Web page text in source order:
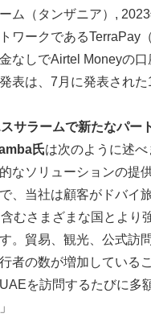
ム（タンザニア）,
ワークであるTerraPay
なしでAirtel Moneyの
表は、7月に発表され
サラームで新たなパー
氏は次のように述
なソリューションの提
、当社は顧客がドバイ
むさまざまな国とより
。貿易、観光、公式訪
者の数が増加している
を訪問するたびに多